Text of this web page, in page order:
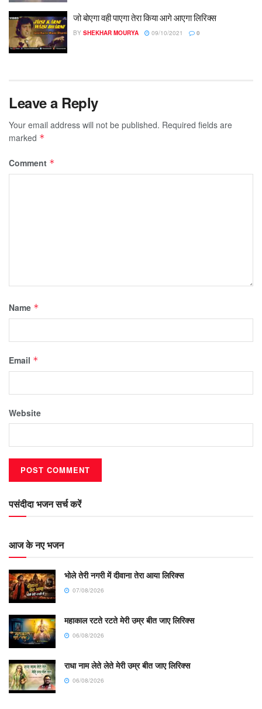
जो बोएगा वही पाएगा तेरा किया आगे आएगा लिरिक्स
BY SHEKHAR MOURYA 09/10/2021 0
Leave a Reply
Your email address will not be published. Required fields are
marked *
Comment *
Name *
Email *
Website
पसंदीदा भजन सर्च करें
आज के नए भजन
भोले तेरी नगरी में दीवाना तेरा आया लिरिक्स
07/08/2026
महाकाल रटते रटते मेरी उम्र बीत जाए लिरिक्स
06/08/2026
राधा नाम लेते लेते मेरी उम्र बीत जाए लिरिक्स
06/08/2026